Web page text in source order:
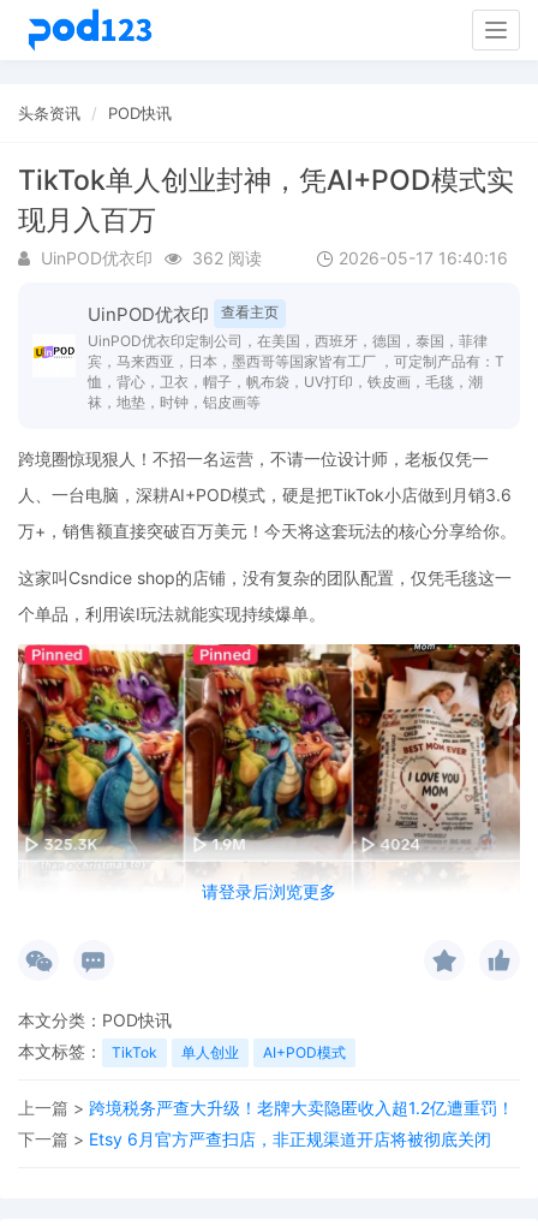
头条资讯 POD快讯
TikTok单人创业封神，凭AI+POD模式实
现月入百万
UinPOD优衣印 362 阅读 2026-05-17 16:40:16
UinPOD优衣印
查看主页
UinPOD优衣印定制公司，在美国，西班牙，德国，泰国，菲律
宾，马来西亚，日本，墨西哥等国家皆有工厂 ，可定制产品有：T
恤，背心，卫衣，帽子，帆布袋，UV打印，铁皮画，毛毯，潮
袜，地垫，时钟，铝皮画等
请登录后浏览更多
跨境圈惊现狠人！不招一名运营，不请一位设计师，老板仅凭一
人、一台电脑，深耕AI+POD模式，硬是把TikTok小店做到月销3.6
万+，销售额直接突破百万美元！今天将这套玩法的核心分享给你。
这家叫Csndice shop的店铺，没有复杂的团队配置，仅凭毛毯这一
个单品，利用诶I玩法就能实现持续爆单。
本文分类： POD快讯
本文标签：
TikTok 单人创业 AI+POD模式
上一篇 > 跨境税务严查大升级！老牌大卖隐匿收入超1.2亿遭重罚！
下一篇 > Etsy 6月官方严查扫店，非正规渠道开店将被彻底关闭